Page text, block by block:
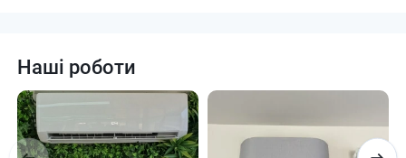
Наші роботи